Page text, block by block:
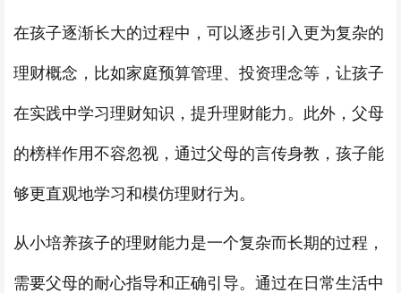
在孩子逐渐长大的过程中，可以逐步引入更为复杂的
理财概念，比如家庭预算管理、投资理念等，让孩子
在实践中学习理财知识，提升理财能力。此外，父母
的榜样作用不容忽视，通过父母的言传身教，孩子能
够更直观地学习和模仿理财行为。
从小培养孩子的理财能力是一个复杂而长期的过程，
需要父母的耐心指导和正确引导。通过在日常生活中